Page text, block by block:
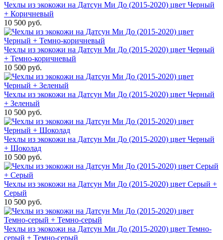
Чехлы из экокожи на Датсун Ми До (2015-2020) цвет Черный
+ Коричневый
10 500 руб.
Чехлы из экокожи на Датсун Ми До (2015-2020) цвет Черный
+ Темно-коричневый
10 500 руб.
Чехлы из экокожи на Датсун Ми До (2015-2020) цвет Черный
+ Зеленый
10 500 руб.
Чехлы из экокожи на Датсун Ми До (2015-2020) цвет Черный
+ Шоколад
10 500 руб.
Чехлы из экокожи на Датсун Ми До (2015-2020) цвет Серый +
Серый
10 500 руб.
Чехлы из экокожи на Датсун Ми До (2015-2020) цвет Темно-
серый + Темно-серый